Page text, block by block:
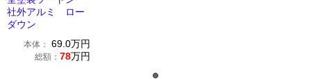
社外アルミ ロー
ダウン
本体： 69.0万円
総額： 78万円